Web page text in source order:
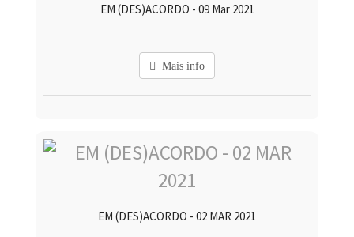
EM (DES)ACORDO - 09 Mar 2021
Mais info
EM (DES)ACORDO - 02 MAR 2021